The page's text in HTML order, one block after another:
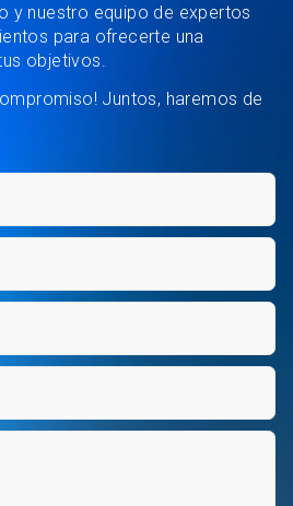
y nuestro equipo de expertos
para ofrecerte una
objetivos.
Juntos, haremos de